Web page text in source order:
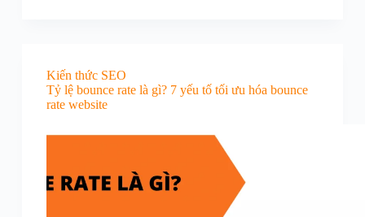
Kiến thức SEO
Tỷ lệ bounce rate là gì? 7 yếu tố tối ưu hóa bounce
rate website